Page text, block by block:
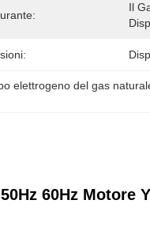
Il
elettrogeno del gas
60Hz Motore